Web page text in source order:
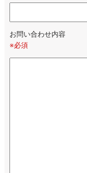
お問い合わせ内容
※必須